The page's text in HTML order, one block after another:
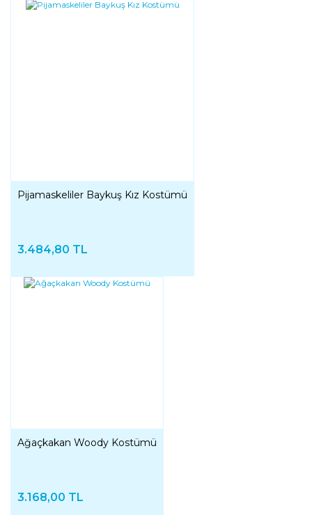
Pijamaskeliler Baykuş Kız Kostümü
3.484,80 TL
Ağaçkakan Woody Kostümü
3.168,00 TL